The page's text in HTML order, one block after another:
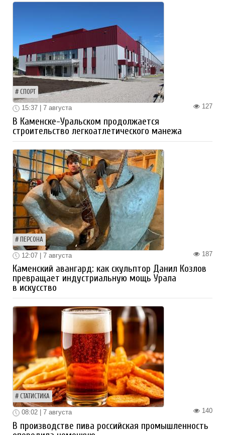
СПОРТ
127
15:37 | 7 августа
В Каменске-Уральском продолжается
строительство легкоатлетического манежа
ПЕРСОНА
187
12:07 | 7 августа
Каменский авангард: как скульптор Данил Козлов
превращает индустриальную мощь Урала
в искусство
СТАТИСТИКА
140
08:02 | 7 августа
В производстве пива российская промышленность